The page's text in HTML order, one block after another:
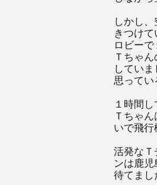
しかし
きつけ
ロビー
Ｔちゃ
してい
思ってい
１時間
Ｔちゃ
いで飛行
活発なＴ
ンは鹿
待てまし